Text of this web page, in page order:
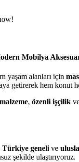
Mobilya
yaşam alanları için
getirerek hem konut
, özenli işçilik
Türkiye geneli ve
şekilde ulaştırıyoruz.